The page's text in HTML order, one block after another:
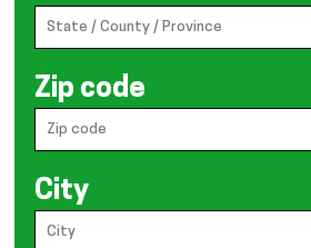
Zip code
City